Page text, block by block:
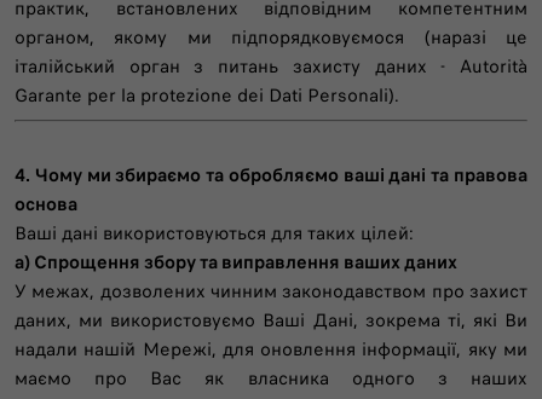
практик, встановлених відповідним компетентним
органом, якому ми підпорядковуємося (наразі це
італійський орган з питань захисту даних - Autorità
Garante per la protezione dei Dati Personali).
4. Чому ми збираємо та обробляємо ваші дані та правова
основа
Ваші дані використовуються для таких цілей:
a) Спрощення збору та виправлення ваших даних
У межах, дозволених чинним законодавством про захист
даних, ми використовуємо Ваші Дані, зокрема ті, які Ви
надали нашій Мережі, для оновлення інформації, яку ми
маємо про Вас як власника одного з наших